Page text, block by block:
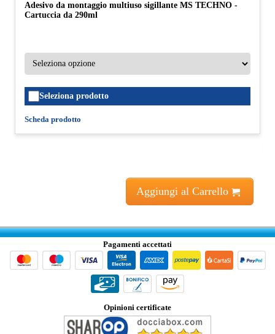
Adesivo da montaggio multiuso sigillante MS TECHNO -
Cartuccia da 290ml
Seleziona prodotto
Scheda prodotto
Aggiungi al Carrello
Pagamenti accettati
Opinioni certificate